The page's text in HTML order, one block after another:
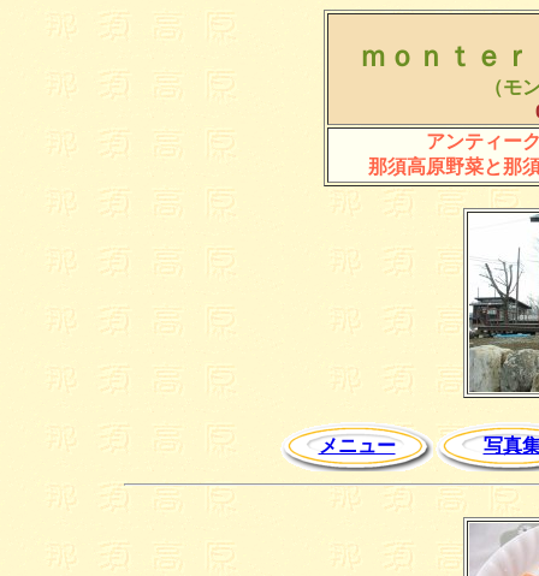
ｍｏｎｔｅ
（
アンティー
那須高原野菜と那
メニュー 写真